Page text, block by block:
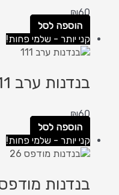
₪60
הוספה לסל
קני יותר - שלמי פחות!
בנדנות ערב 111
₪60
הוספה לסל
קני יותר - שלמי פחות!
בנדנות